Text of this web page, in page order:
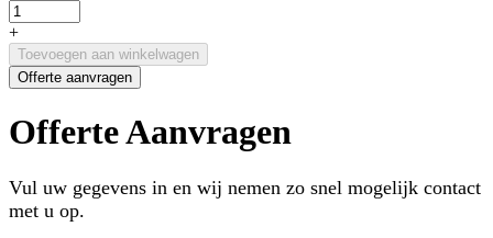
+
Toevoegen aan winkelwagen
Offerte aanvragen
Offerte Aanvragen
Vul uw gegevens in en wij nemen zo snel mogelijk contact
met u op.